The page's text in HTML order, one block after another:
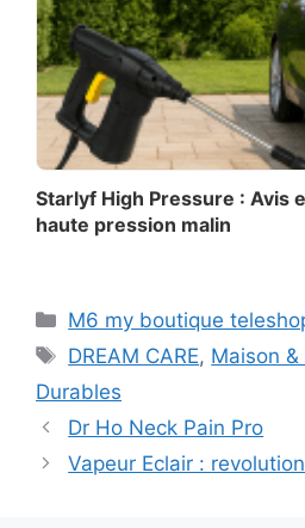
Starlyf High Pressure : Avis
haute pression malin
Catégories
M6 my boutique
Étiquettes
DREAM CARE, Maison
Durables
Dr Ho Neck Pain Pro
Vapeur Eclair :